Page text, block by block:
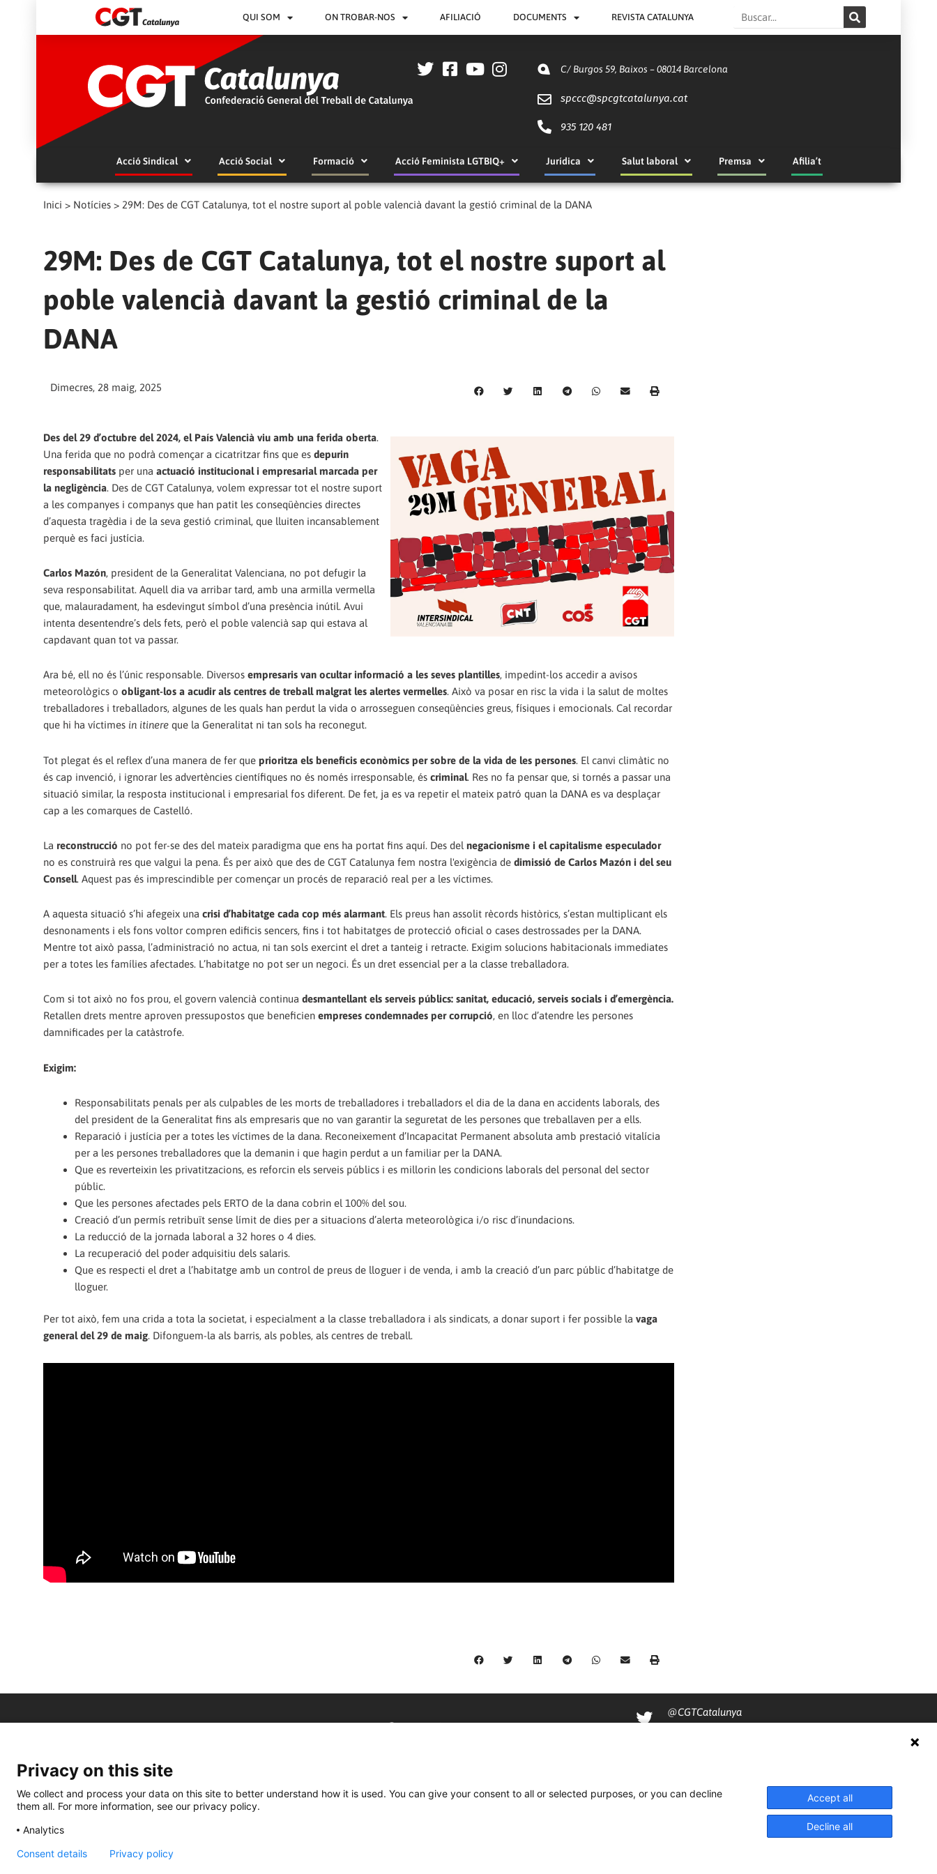
QUI SOM ON TROBAR-NOS AFILIACIÓ DOCUMENTS REVISTA CATALUNYA Search
C/ Burgos 59, Baixos – 08014 Barcelona
spccc@spcgtcatalunya.cat
935 120 481
Acció Sindical Acció Social Formació Acció Feminista LGTBIQ+ Jurídica Salut laboral Premsa Afilia’t
Inici > Notícies > 29M: Des de CGT Catalunya, tot el nostre suport al poble valencià davant la gestió criminal de la DANA
29M: Des de CGT Catalunya, tot el nostre suport al
poble valencià davant la gestió criminal de la
DANA
Dimecres, 28 maig, 2025
Des del 29 d’octubre del 2024, el País Valencià viu amb una ferida oberta.
Una ferida que no podrà començar a cicatritzar fins que es depurin
responsabilitats per una actuació institucional i empresarial marcada per
la negligència. Des de CGT Catalunya, volem expressar tot el nostre suport
a les companyes i companys que han patit les conseqüències directes
d’aquesta tragèdia i de la seva gestió criminal, que lluiten incansablement
perquè es faci justícia.
Carlos Mazón, president de la Generalitat Valenciana, no pot defugir la
seva responsabilitat. Aquell dia va arribar tard, amb una armilla vermella
que, malauradament, ha esdevingut símbol d’una presència inútil. Avui
intenta desentendre’s dels fets, però el poble valencià sap qui estava al
capdavant quan tot va passar.
Ara bé, ell no és l’únic responsable. Diversos empresaris van ocultar informació a les seves plantilles, impedint-los accedir a avisos
meteorològics o obligant-los a acudir als centres de treball malgrat les alertes vermelles. Això va posar en risc la vida i la salut de moltes
treballadores i treballadors, algunes de les quals han perdut la vida o arrosseguen conseqüències greus, físiques i emocionals. Cal recordar
que hi ha víctimes in itinere que la Generalitat ni tan sols ha reconegut.
Tot plegat és el reflex d’una manera de fer que prioritza els beneficis econòmics per sobre de la vida de les persones. El canvi climàtic no
és cap invenció, i ignorar les advertències científiques no és només irresponsable, és criminal. Res no fa pensar que, si tornés a passar una
situació similar, la resposta institucional i empresarial fos diferent. De fet, ja es va repetir el mateix patró quan la DANA es va desplaçar
cap a les comarques de Castelló.
La reconstrucció no pot fer-se des del mateix paradigma que ens ha portat fins aquí. Des del negacionisme i el capitalisme especulador
no es construirà res que valgui la pena. És per això que des de CGT Catalunya fem nostra l'exigència de dimissió de Carlos Mazón i del seu
Consell. Aquest pas és imprescindible per començar un procés de reparació real per a les víctimes.
A aquesta situació s’hi afegeix una crisi d’habitatge cada cop més alarmant. Els preus han assolit rècords històrics, s’estan multiplicant els
desnonaments i els fons voltor compren edificis sencers, fins i tot habitatges de protecció oficial o cases destrossades per la DANA.
Mentre tot això passa, l’administració no actua, ni tan sols exercint el dret a tanteig i retracte. Exigim solucions habitacionals immediates
per a totes les famílies afectades. L’habitatge no pot ser un negoci. És un dret essencial per a la classe treballadora.
Com si tot això no fos prou, el govern valencià continua desmantellant els serveis públics: sanitat, educació, serveis socials i d’emergència.
Retallen drets mentre aproven pressupostos que beneficien empreses condemnades per corrupció, en lloc d’atendre les persones
damnificades per la catàstrofe.
Exigim:
Responsabilitats penals per als culpables de les morts de treballadores i treballadors el dia de la dana en accidents laborals, des
del president de la Generalitat fins als empresaris que no van garantir la seguretat de les persones que treballaven per a ells.
Reparació i justícia per a totes les víctimes de la dana. Reconeixement d’Incapacitat Permanent absoluta amb prestació vitalícia
per a les persones treballadores que la demanin i que hagin perdut a un familiar per la DANA.
Que es reverteixin les privatitzacions, es reforcin els serveis públics i es millorin les condicions laborals del personal del sector
públic.
Que les persones afectades pels ERTO de la dana cobrin el 100% del sou.
Creació d’un permís retribuït sense límit de dies per a situacions d’alerta meteorològica i/o risc d’inundacions.
La reducció de la jornada laboral a 32 hores o 4 dies.
La recuperació del poder adquisitiu dels salaris.
Que es respecti el dret a l’habitatge amb un control de preus de lloguer i de venda, i amb la creació d’un parc públic d’habitatge de
lloguer.
Per tot això, fem una crida a tota la societat, i especialment a la classe treballadora i als sindicats, a donar suport i fer possible la vaga
general del 29 de maig. Difonguem-la als barris, als pobles, als centres de treball.
@CGTCatalunya
cgtcatalunya
Privacy on this site
We collect and process your data on this site to better understand how it is used. You can give your consent to all or selected purposes, or you can decline
them all. For more information, see our privacy policy.
Analytics
Accept all
Decline all
Consent details Privacy policy